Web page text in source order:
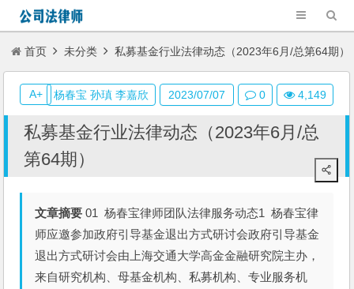
首页 未分类 私募基金行业法律动态（2023年6月/总第64期）
私募基金行业法律动态（2023年6月/总
第64期）
文章摘要 01 杨春宝律师团队法律服务动态1 杨春宝律
师应邀参加政府引导基金退出方式研讨会政府引导基金
退出方式研讨会由上海交通大学高金金融研究院主办，
来自研究机构、母基金机构、私募机构、专业服务机
杨春宝 孙瑱 李嘉欣 2023/07/07 0 4,149
A+